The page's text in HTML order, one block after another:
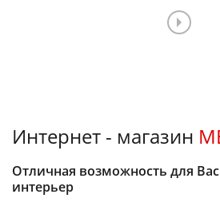
Интернет - магазин
Отличная возможность для
интерьер